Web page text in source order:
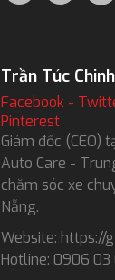
Trần Túc Chinh
Facebook -
Pinterest
Giám đốc (CEO)
Auto Care -
chăm sóc xe
Nẵng.
Website: https://
Hotline: 0906 03